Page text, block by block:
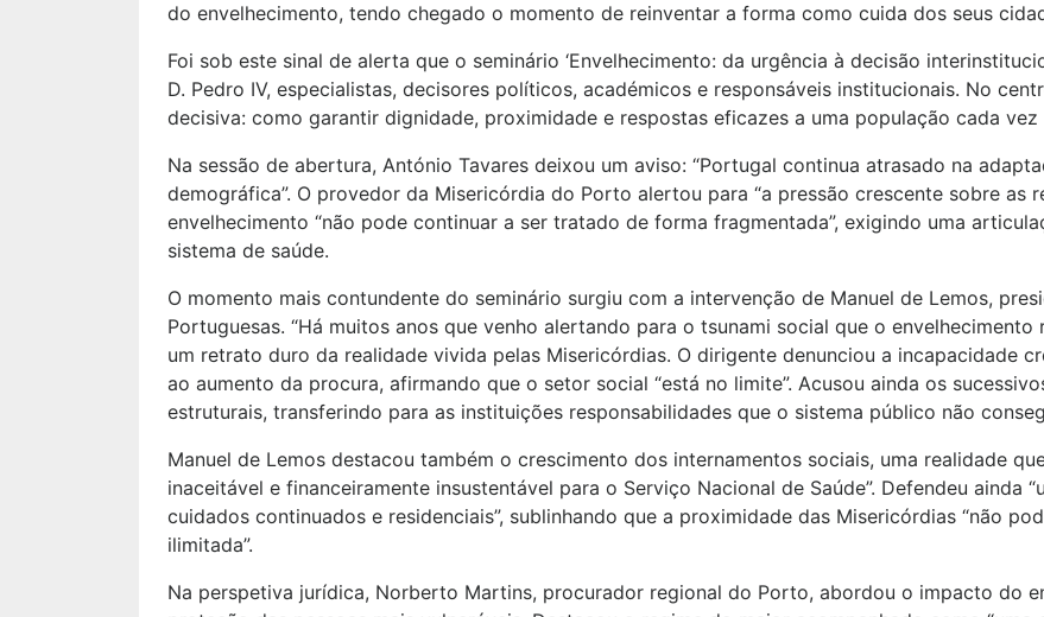
do envelhecimento, tendo chegado o momento de reinventar a forma como cuida dos seus
Foi sob este sinal de alerta que o seminário ‘Envelhecimento: da urgência à decisão
D. Pedro IV, especialistas, decisores políticos, académicos e responsáveis institucionais. No
decisiva: como garantir dignidade, proximidade e respostas eficazes a uma população cada
Na sessão de abertura, António Tavares deixou um aviso: “Portugal continua atrasado na
demográfica”. O provedor da Misericórdia do Porto alertou para “a pressão crescente sobre as
envelhecimento “não pode continuar a ser tratado de forma fragmentada”, exigindo uma
sistema de saúde.
O momento mais contundente do seminário surgiu com a intervenção de Manuel de Lemos,
Portuguesas. “Há muitos anos que venho alertando para o tsunami social que o
um retrato duro da realidade vivida pelas Misericórdias. O dirigente denunciou a incapacidade
ao aumento da procura, afirmando que o setor social “está no limite”. Acusou ainda os
estruturais, transferindo para as instituições responsabilidades que o sistema público não
Manuel de Lemos destacou também o crescimento dos internamentos sociais, uma realidade
inaceitável e financeiramente insustentável para o Serviço Nacional de Saúde”. Defendeu ainda
cuidados continuados e residenciais”, sublinhando que a proximidade das Misericórdias “não
ilimitada”.
Na perspetiva jurídica, Norberto Martins, procurador regional do Porto, abordou o impacto do